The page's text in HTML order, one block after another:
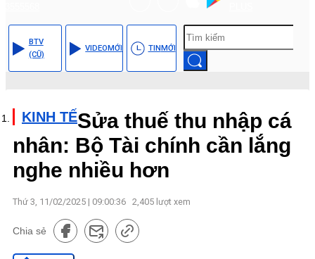
BTV
(CŨ)
VIDEOMỚI TINMỚI
KINH TẾSửa thuế thu nhập cá
nhân: Bộ Tài chính cần lắng
nghe nhiều hơn
Thứ 3, 11/02/2025 | 09:00:36 2,405 lượt xem
Chia sẻ